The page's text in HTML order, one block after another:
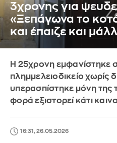
3χρονης για
«Ξεπάγωνα το
και έπαιζε και
Η 25χρονη εμφανίστηκε
πλημμελειοδικείο χωρίς
υπερασπίστηκε μόνη της
φορά εξιστορεί κάτι
16:31, 26.05.2026